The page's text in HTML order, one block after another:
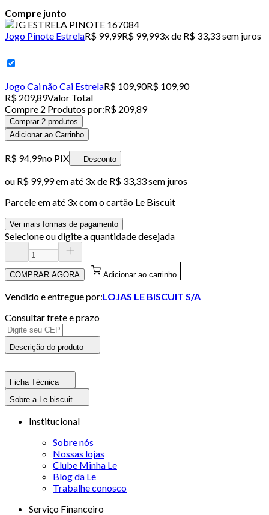
Compre junto
Jogo Pinote EstrelaR$ 99,99R$ 99,993x de R$ 33,33 sem juros
Jogo Cai não Cai EstrelaR$ 109,90R$ 109,90
R$ 209,89Valor Total
Compre 2 Produtos por:R$ 209,89
Comprar 2 produtos
Adicionar ao Carrinho
R$ 94,99no PIX Desconto
ou R$ 99,99em até 3x de R$ 33,33 sem juros
Parcele em até 3x com o cartão Le Biscuit
Ver mais formas de pagamento
Selecione ou digite a quantidade desejada
COMPRAR AGORA Adicionar ao carrinho
Vendido e entregue por:LOJAS LE BISCUIT S/A
Consultar frete e prazo
Descrição do produto
Ficha Técnica
Sobre a Le biscuit
Institucional
Sobre nós
Nossas lojas
Clube Minha Le
Blog da Le
Trabalhe conosco
Serviço Financeiro